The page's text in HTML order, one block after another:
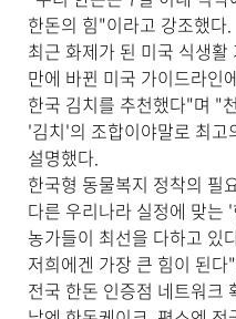
한돈의 힘"이라고 강조했다.
최근 화제가 된 미국 식생
만에 바뀐 미국 가이드라인
한국 김치를 추천했다"며 "
'김치'의 조합이야말로 최
설명했다.
한국형 동물복지 정착의 필
다른 우리나라 실정에 맞는
농가들이 최선을 다하고 있
저희에겐 가장 큰 힘이 된다
전국 한돈 인증점 네트워크